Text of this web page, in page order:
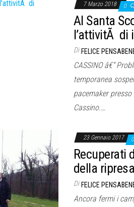
7 Marzo 2018 0
Al Santa
l’attivitÃ di
Di FELICE
CASSINO â€“
temporanea
pacemaker
Cassino.…
23 Gennaio 2017 0
Recuperati
della
Di FELICE
Ancora fermi i